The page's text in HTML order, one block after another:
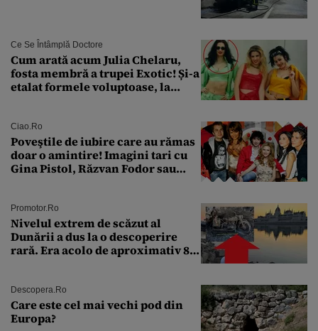
Ce Se Întâmplă Doctore
Cum arată acum Julia Chelaru,
fosta membră a trupei Exotic! Și-a
etalat formele voluptoase, la
Ciao.ro
Poveştile de iubire care au rămas
doar o amintire! Imagini tari cu
Gina Pistol, Răzvan Fodor sau
Promotor.ro
Nivelul extrem de scăzut al
Dunării a dus la o descoperire
rară. Era acolo de aproximativ 80
Descopera.ro
Care este cel mai vechi pod din
Europa?